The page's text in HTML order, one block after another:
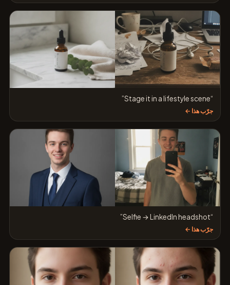
“Stage it in a lifestyle scene”
جرّب هذا ←
“Selfie → LinkedIn headshot”
جرّب هذا ←